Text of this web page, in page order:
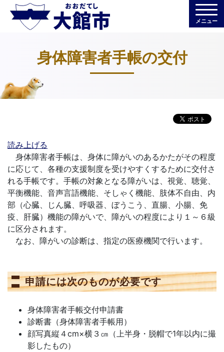
メニュー
身体障害者手帳の交付
読み上げる
身体障害者手帳は、身体に障がいのあるかたがその程度
に応じて、各種の支援制度を受けやすくするために交付さ
れる手帳です。手帳の対象となる障がいは、視覚、聴覚、
平衡機能、音声言語機能、そしゃく機能、肢体不自由、内
部（心臓、じん臓、呼吸器、ぼうこう、直腸、小腸、免
疫、肝臓）機能の障がいで、障がいの程度により１～６級
に区分されます。
なお、障がいの診断は、指定の医療機関で行います。
申請には次のものが必要です
身体障害者手帳交付申請書
診断書（身体障害者手帳用）
顔写真縦４cm×横３㎝（上半身・脱帽で1年以内に撮
影したもの）